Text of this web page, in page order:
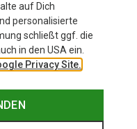
auf Dich
personalisierte
schließt ggf. die
in den USA ein.
Privacy Site.